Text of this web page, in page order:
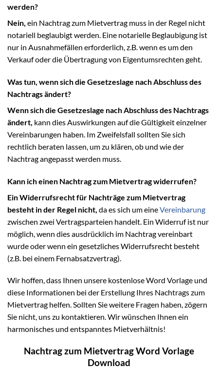
werden?
Nein, ein Nachtrag zum Mietvertrag muss in der Regel nicht
notariell beglaubigt werden. Eine notarielle Beglaubigung ist
nur in Ausnahmefällen erforderlich, z.B. wenn es um den
Verkauf oder die Übertragung von Eigentumsrechten geht.
Was tun, wenn sich die Gesetzeslage nach Abschluss des
Nachtrags ändert?
Wenn sich die Gesetzeslage nach Abschluss des Nachtrags
ändert, kann dies Auswirkungen auf die Gültigkeit einzelner
Vereinbarungen haben. Im Zweifelsfall sollten Sie sich
rechtlich beraten lassen, um zu klären, ob und wie der
Nachtrag angepasst werden muss.
Kann ich einen Nachtrag zum Mietvertrag widerrufen?
Ein Widerrufsrecht für Nachträge zum Mietvertrag
besteht in der Regel nicht, da es sich um eineVereinbarung
zwischen zwei Vertragsparteien handelt. Ein Widerruf ist nur
möglich, wenn dies ausdrücklich im Nachtrag vereinbart
wurde oder wenn ein gesetzliches Widerrufsrecht besteht
(z.B. bei einem Fernabsatzvertrag).
Wir hoffen, dass Ihnen unsere kostenlose Word Vorlage und
diese Informationen bei der Erstellung Ihres Nachtrags zum
Mietvertrag helfen. Sollten Sie weitere Fragen haben, zögern
Sie nicht, uns zu kontaktieren. Wir wünschen Ihnen ein
harmonisches und entspanntes Mietverhältnis!
Nachtrag zum Mietvertrag Word Vorlage
Download